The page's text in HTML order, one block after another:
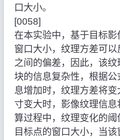
口大小。
[0058]
在本实验中，基于目标
窗口大小，纹理方差可
之间的偏差，因此，该
块的信息复杂性，根据
息增加时，纹理方差将
寸变大时，影像纹理信
算过程中，纹理变化的
目标点的窗口大小，当